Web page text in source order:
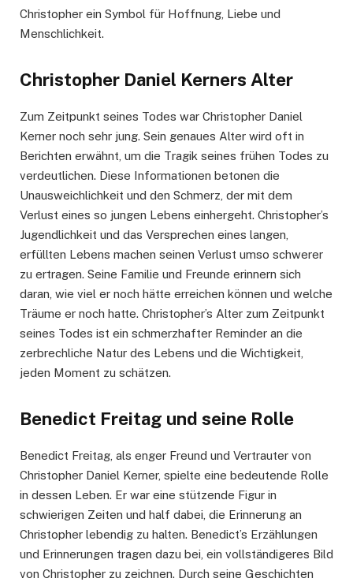
Christopher ein Symbol für Hoffnung, Liebe und
Menschlichkeit.
Christopher Daniel Kerners Alter
Zum Zeitpunkt seines Todes war Christopher Daniel
Kerner noch sehr jung. Sein genaues Alter wird oft in
Berichten erwähnt, um die Tragik seines frühen Todes zu
verdeutlichen. Diese Informationen betonen die
Unausweichlichkeit und den Schmerz, der mit dem
Verlust eines so jungen Lebens einhergeht. Christopher’s
Jugendlichkeit und das Versprechen eines langen,
erfüllten Lebens machen seinen Verlust umso schwerer
zu ertragen. Seine Familie und Freunde erinnern sich
daran, wie viel er noch hätte erreichen können und welche
Träume er noch hatte. Christopher’s Alter zum Zeitpunkt
seines Todes ist ein schmerzhafter Reminder an die
zerbrechliche Natur des Lebens und die Wichtigkeit,
jeden Moment zu schätzen.
Benedict Freitag und seine Rolle
Benedict Freitag, als enger Freund und Vertrauter von
Christopher Daniel Kerner, spielte eine bedeutende Rolle
in dessen Leben. Er war eine stützende Figur in
schwierigen Zeiten und half dabei, die Erinnerung an
Christopher lebendig zu halten. Benedict’s Erzählungen
und Erinnerungen tragen dazu bei, ein vollständigeres Bild
von Christopher zu zeichnen. Durch seine Geschichten